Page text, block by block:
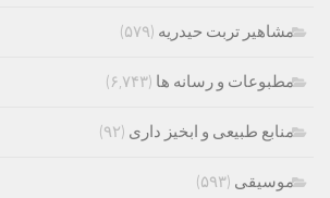
مشاهیر تربت حیدریه (۵۷۹)
مطبوعات و رسانه ها (۶,۷۴۳)
منابع طبیعی و ابخیز داری (۹۲)
موسیقی (۵۹۳)